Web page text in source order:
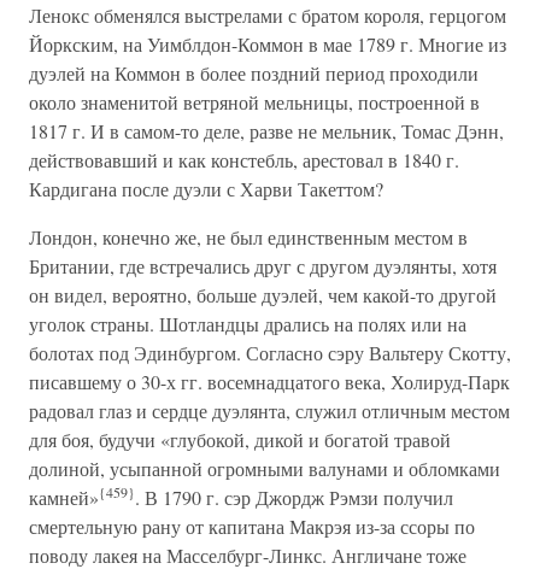
Ленокс обменялся выстрелами с братом короля, герцогом
Йоркским, на Уимблдон-Коммон в мае 1789 г. Многие из
дуэлей на Коммон в более поздний период проходили
около знаменитой ветряной мельницы, построенной в
1817 г. И в самом-то деле, разве не мельник, Томас Дэнн,
действовавший и как констебль, арестовал в 1840 г.
Кардигана после дуэли с Харви Такеттом?
Лондон, конечно же, не был единственным местом в
Британии, где встречались друг с другом дуэлянты, хотя
он видел, вероятно, больше дуэлей, чем какой-то другой
уголок страны. Шотландцы дрались на полях или на
болотах под Эдинбургом. Согласно сэру Вальтеру Скотту,
писавшему о 30-х гг. восемнадцатого века, Холируд-Парк
радовал глаз и сердце дуэлянта, служил отличным местом
для боя, будучи «глубокой, дикой и богатой травой
долиной, усыпанной огромными валунами и обломками
камней»{459}. В 1790 г. сэр Джордж Рэмзи получил
смертельную рану от капитана Макрэя из-за ссоры по
поводу лакея на Масселбург-Линкс. Англичане тоже